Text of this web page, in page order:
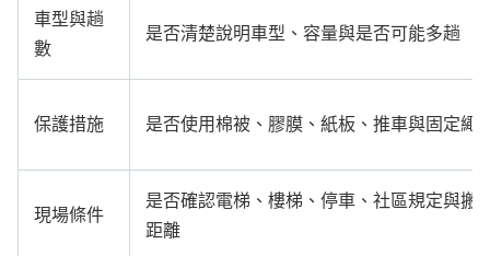
車型與趟
數
是否清楚說明車型、容量與是否可能多趟
保護措施 是否使用棉被、膠膜、紙板、推車與固定繩
現場條件
是否確認電梯、樓梯、停車、社區規定與搬
距離